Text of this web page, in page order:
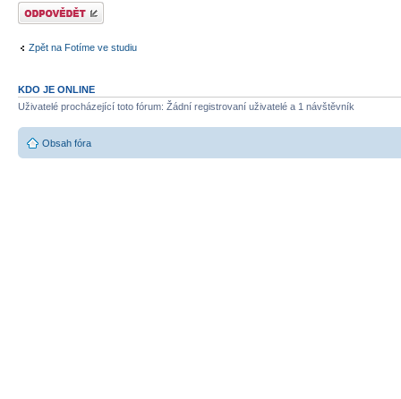
Odeslat odpověď
Zpět na Fotíme ve studiu
KDO JE ONLINE
Uživatelé procházející toto fórum: Žádní registrovaní uživatelé a 1 návštěvník
Obsah fóra